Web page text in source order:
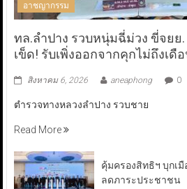
อาชญากรรม
ทล.ลำปาง รวบหนุ่มฉี่ม่วง ขี่จยย
เข็ด! รับเพิ่งออกจากคุกไม่ถึงเดื
สิงหาคม 6, 2026 aneaphong 0
ตำรวจทางหลวงลำปาง รวบชาย
Read More
คุ้มครองสิทธิฯ บุกเ
ลดภาระประชาชน